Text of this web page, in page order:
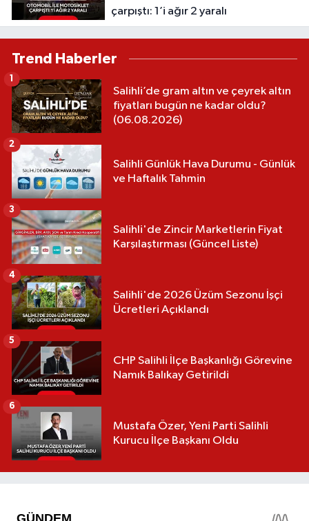
çarpıştı: 1’i ağır 2 yaralı
Trend Haberler
Salihli’de gram altın ve çeyrek altın
fiyatları bugün ne kadar oldu?
(06.08.2026)
1
Salihli Günlük Hava Durumu - Günlük
ve Haftalık Tahmin
2
Salihli'de Zincir Marketlerin Fiyat
Karşılaştırması (Güncel Liste)
3
Salihli'de 2026 Üzüm Sezonu İşçi
Ücretleri Açıklandı
4
CHP Salihli İlçe Başkanlığı Görevine
Namık Balıkay Getirildi
5
Mustafa Özer, Yeni Parti Salihli
Kurucu İlçe Başkanı Oldu
6